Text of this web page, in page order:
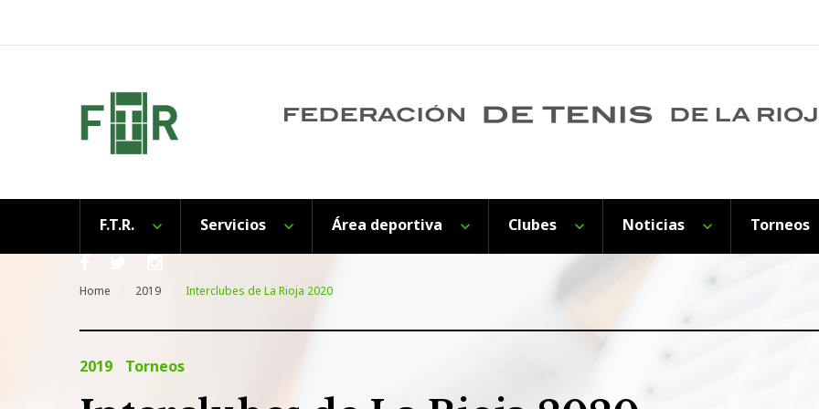
F.T.R. Servicios Área deportiva Clubes Noticias Torneos
Home 2019 Interclubes de La Rioja 2020
2019 Torneos